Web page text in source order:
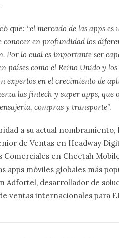
que: “el mercado de las apps
conocer en profundidad los
Por lo cual es importante ser
países como el Reino Unido y
expertos en el crecimiento de
las fintech y super apps, que
compras y transporte”.
a su actual nombramiento,
de Ventas en Headway
Comerciales en Cheetah
apps móviles globales más
Adfortel, desarrollador de
ventas internacionales para